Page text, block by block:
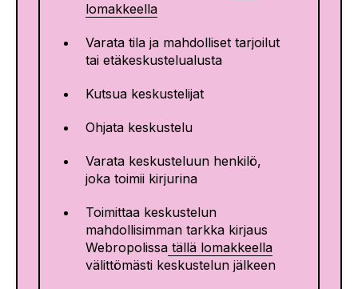
lomakkeella
Varata tila ja mahdolliset tarjoilut
tai etäkeskustelualusta
Kutsua keskustelijat
Ohjata keskustelu
Varata keskusteluun henkilö,
joka toimii kirjurina
Toimittaa keskustelun
mahdollisimman tarkka kirjaus
Webropolissatällä lomakkeella
välittömästi keskustelun jälkeen